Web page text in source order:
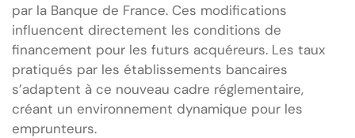
par la Banque de France. Ces modifications
influencent directement les conditions de
financement pour les futurs acquéreurs. Les taux
pratiqués par les établissements bancaires
s’adaptent à ce nouveau cadre réglementaire,
créant un environnement dynamique pour les
emprunteurs.